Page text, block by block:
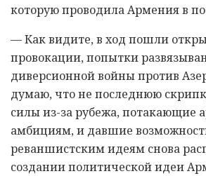
которую проводила Армения в
— Как видите, в ход пошли
провокации, попытки
диверсионной войны против
думаю, что не последнюю
силы из-за рубежа, потакающие
амбициям, и давшие
реваншистским идеям снова
создании политической идеи